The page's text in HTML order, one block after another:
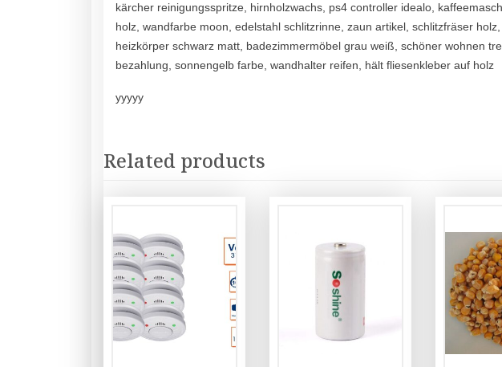
kärcher reinigungsspritze, hirnholzwachs, ps4 controller idealo,
holz, wandfarbe moon, edelstahl schlitzrinne, zaun artikel, schlitzfräser
heizkörper schwarz matt, badezimmermöbel grau weiß, schöner wohnen
bezahlung, sonnengelb farbe, wandhalter reifen, hält fliesenkleber auf holz
yyyyy
Related products